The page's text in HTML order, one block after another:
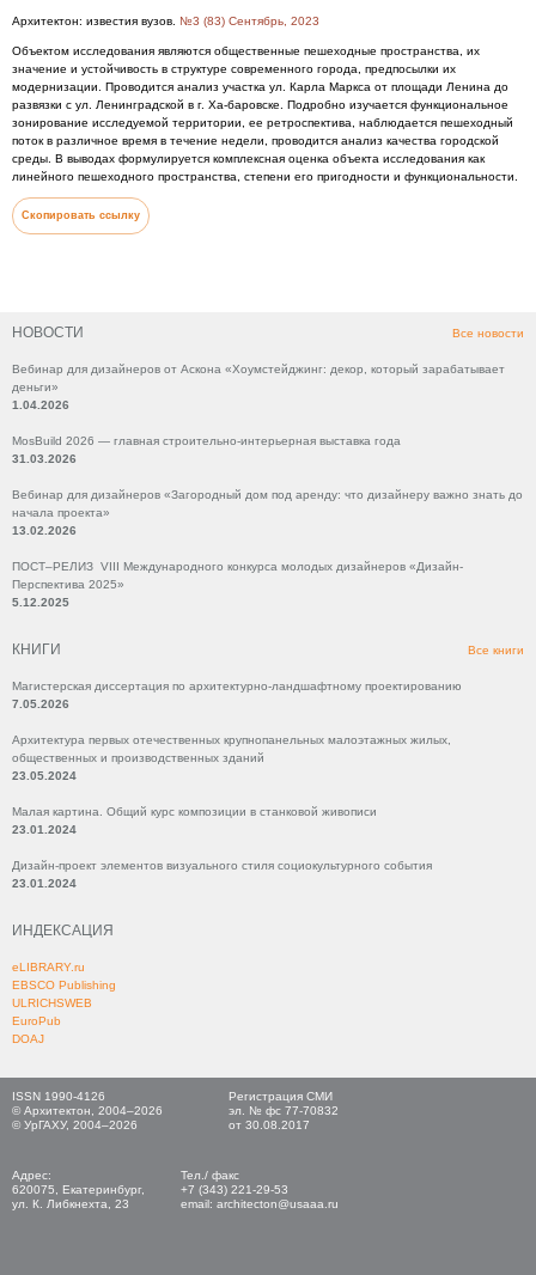
НОВОСТИ Все новости
Вебинар для дизайнеров от Аскона «Хоумстейджинг: декор, который зарабатывает
деньги»
1.04.2026
MosBuild 2026 — главная строительно-интерьерная выставка года
31.03.2026
Вебинар для дизайнеров «Загородный дом под аренду: что дизайнеру важно знать до
начала проекта»
13.02.2026
ПОСТ–РЕЛИЗ VIII Международного конкурса молодых дизайнеров «Дизайн-
Перспектива 2025»
5.12.2025
КНИГИ Все книги
Магистерская диссертация по архитектурно-ландшафтному проектированию
7.05.2026
Архитектура первых отечественных крупнопанельных малоэтажных жилых,
общественных и производственных зданий
23.05.2024
Малая картина. Общий курс композиции в станковой живописи
23.01.2024
Дизайн-проект элементов визуального стиля социокультурного события
23.01.2024
ИНДЕКСАЦИЯ
eLIBRARY.ru
EBSCO Publishing
ULRICHSWEB
EuroPub
DOAJ
Архитектон: известия вузов. №3 (83) Сентябрь, 2023
Объектом исследования являются общественные пешеходные пространства, их
значение и устойчивость в структуре современного города, предпосылки их
модернизации. Проводится анализ участка ул. Карла Маркса от площади Ленина до
развязки с ул. Ленинградской в г. Ха-баровске. Подробно изучается функциональное
зонирование исследуемой территории, ее ретроспектива, наблюдается пешеходный
поток в различное время в течение недели, проводится анализ качества городской
среды. В выводах формулируется комплексная оценка объекта исследования как
линейного пешеходного пространства, степени его пригодности и функциональности.
Скопировать ссылку
ISSN 1990-4126
© Архитектон, 2004–2026
© УрГАХУ, 2004–2026
Регистрация СМИ
эл. № фс 77-70832
от 30.08.2017
Адрес:
620075, Екатеринбург,
ул. К. Либкнехта, 23
Тел./ факс
+7 (343) 221-29-53
email: architecton@usaaa.ru